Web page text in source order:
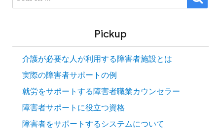
for:
Pickup
介護が必要な人が利用する障害者施設とは
実際の障害者サポートの例
就労をサポートする障害者職業カウンセラー
障害者サポートに役立つ資格
障害者をサポートするシステムについて